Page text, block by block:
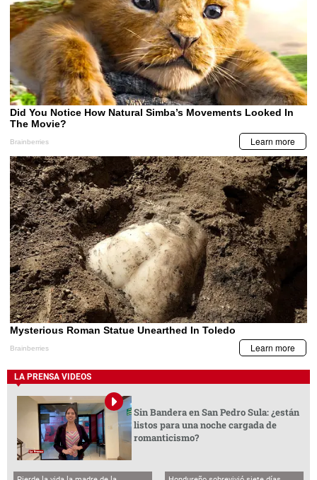
LA PRENSA VIDEOS
Sin Bandera en San Pedro Sula: ¿están
listos para una noche cargada de
romanticismo?